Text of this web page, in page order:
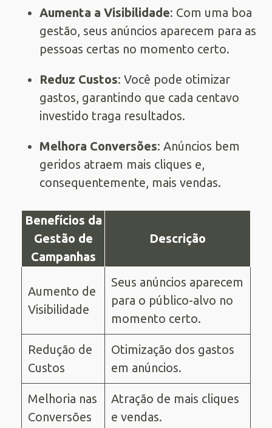
Aumenta a Visibilidade: Com uma boa
gestão, seus anúncios aparecem para as
pessoas certas no momento certo.
Reduz Custos: Você pode otimizar
gastos, garantindo que cada centavo
investido traga resultados.
Melhora Conversões: Anúncios bem
geridos atraem mais cliques e,
consequentemente, mais vendas.
Benefícios da
Gestão de
Campanhas
Descrição
Aumento de
Visibilidade
Seus anúncios aparecem
para o público-alvo no
momento certo.
Redução de
Custos
Otimização dos gastos
em anúncios.
Melhoria nas
Conversões
Atração de mais cliques
e vendas.